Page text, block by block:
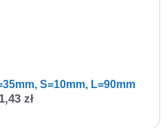
S=10mm, L=90mm
zł